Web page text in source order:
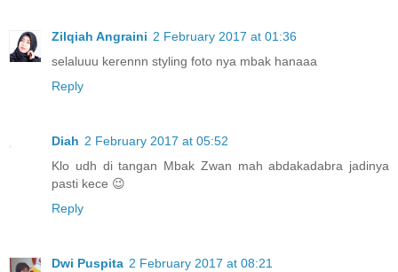
Zilqiah Angraini 2 February 2017 at 01:36
selaluuu kerennn styling foto nya mbak hanaaa
Reply
Diah 2 February 2017 at 05:52
Klo udh di tangan Mbak Zwan mah abdakadabra jadinya
pasti kece 😉
Reply
Dwi Puspita 2 February 2017 at 08:21